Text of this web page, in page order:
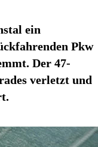
ein
Pkw
Der 47-
verletzt und